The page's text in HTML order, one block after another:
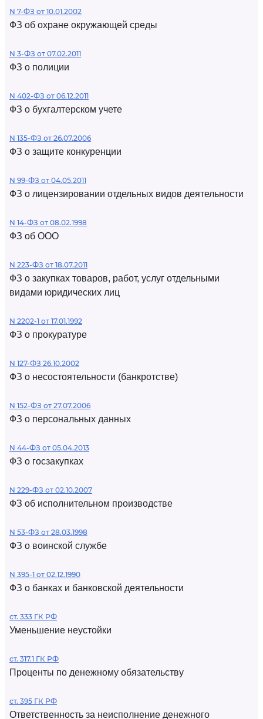
N 7-ФЗ от 10.01.2002
ФЗ об охране окружающей среды
N 3-ФЗ от 07.02.2011
ФЗ о полиции
N 402-ФЗ от 06.12.2011
ФЗ о бухгалтерском учете
N 135-ФЗ от 26.07.2006
ФЗ о защите конкуренции
N 99-ФЗ от 04.05.2011
ФЗ о лицензировании отдельных видов деятельности
N 14-ФЗ от 08.02.1998
ФЗ об ООО
N 223-ФЗ от 18.07.2011
ФЗ о закупках товаров, работ, услуг отдельными
видами юридических лиц
N 2202-1 от 17.01.1992
ФЗ о прокуратуре
N 127-ФЗ 26.10.2002
ФЗ о несостоятельности (банкротстве)
N 152-ФЗ от 27.07.2006
ФЗ о персональных данных
N 44-ФЗ от 05.04.2013
ФЗ о госзакупках
N 229-ФЗ от 02.10.2007
ФЗ об исполнительном производстве
N 53-ФЗ от 28.03.1998
ФЗ о воинской службе
N 395-1 от 02.12.1990
ФЗ о банках и банковской деятельности
ст. 333 ГК РФ
Уменьшение неустойки
ст. 317.1 ГК РФ
Проценты по денежному обязательству
ст. 395 ГК РФ
Ответственность за неисполнение денежного